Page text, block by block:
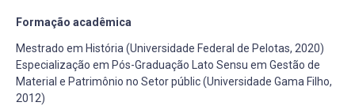
Formação acadêmica
Mestrado em História (Universidade Federal de Pelotas, 2020)
Especialização em Pós-Graduação Lato Sensu em Gestão de
Material e Patrimônio no Setor públic (Universidade Gama Filho,
2012)